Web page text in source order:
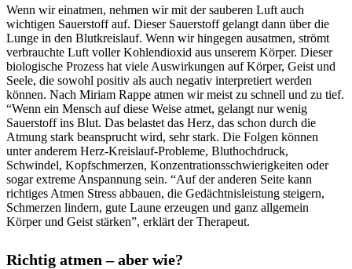
Wenn wir einatmen, nehmen wir mit der sauberen Luft auch
wichtigen Sauerstoff auf. Dieser Sauerstoff gelangt dann über die
Lunge in den Blutkreislauf. Wenn wir hingegen ausatmen, strömt
verbrauchte Luft voller Kohlendioxid aus unserem Körper. Dieser
biologische Prozess hat viele Auswirkungen auf Körper, Geist und
Seele, die sowohl positiv als auch negativ interpretiert werden
können. Nach Miriam Rappe atmen wir meist zu schnell und zu tief.
“Wenn ein Mensch auf diese Weise atmet, gelangt nur wenig
Sauerstoff ins Blut. Das belastet das Herz, das schon durch die
Atmung stark beansprucht wird, sehr stark. Die Folgen können
unter anderem Herz-Kreislauf-Probleme, Bluthochdruck,
Schwindel, Kopfschmerzen, Konzentrationsschwierigkeiten oder
sogar extreme Anspannung sein. “Auf der anderen Seite kann
richtiges Atmen Stress abbauen, die Gedächtnisleistung steigern,
Schmerzen lindern, gute Laune erzeugen und ganz allgemein
Körper und Geist stärken”, erklärt der Therapeut.
Richtig atmen – aber wie?